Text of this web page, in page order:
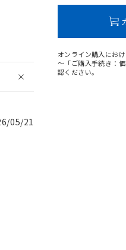
05/21
オンライン購入にお
～「ご購入手続き：
認ください。